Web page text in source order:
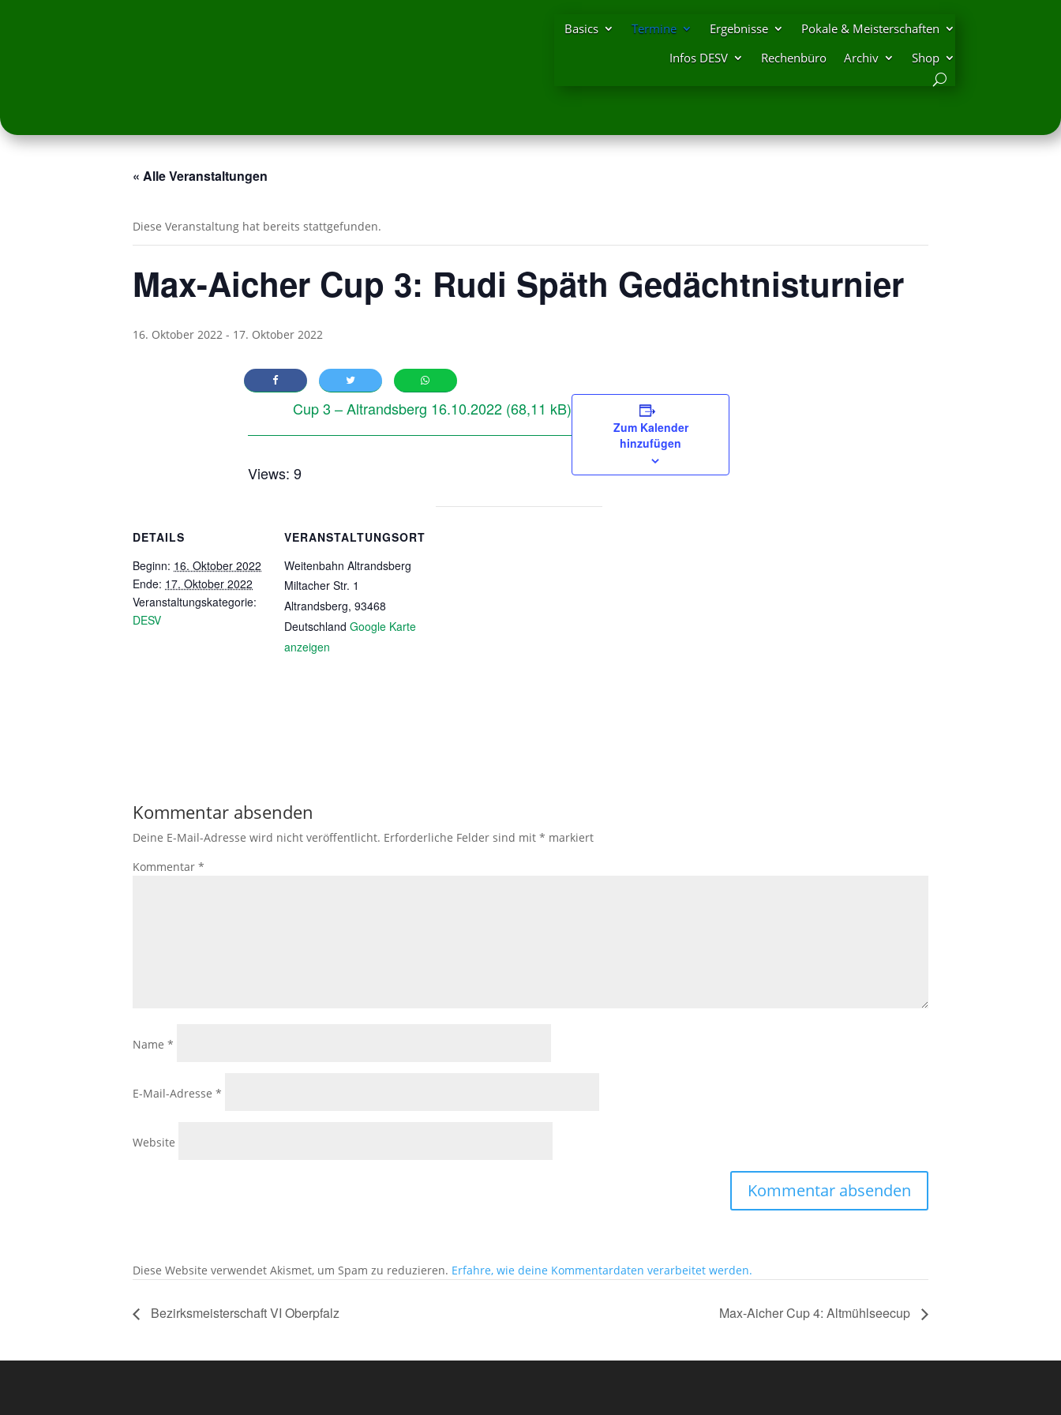
Basics Termine Ergebnisse
Pokale & Meisterschaften
Infos DESV
Rechenbüro Archiv Shop
« Alle Veranstaltungen
Diese Veranstaltung hat bereits stattgefunden.
Max-Aicher Cup 3: Rudi Späth Gedächtnisturnier
16. Oktober 2022 - 17. Oktober 2022
Cup 3 – Altrandsberg 16.10.2022
Views: 9
Zum Kalender
hinzufügen
DETAILS
Beginn: 16. Oktober 2022
Ende: 17. Oktober 2022
Veranstaltungskategorie:
DESV
VERANSTALTUNGSORT
Weitenbahn Altrandsberg
Miltacher Str. 1
Altrandsberg, 93468
Deutschland Google Karte
anzeigen
Kommentar absenden
Deine E-Mail-Adresse wird nicht veröffentlicht. Erforderliche Felder sind mit * markiert
Kommentar *
Name *
E-Mail-Adresse *
Website
Diese Website verwendet Akismet, um Spam zu reduzieren. Erfahre, wie deine Kommentardaten verarbeitet werden.
Bezirksmeisterschaft VI Oberpfalz Max-Aicher Cup 4: Altmühlseecup